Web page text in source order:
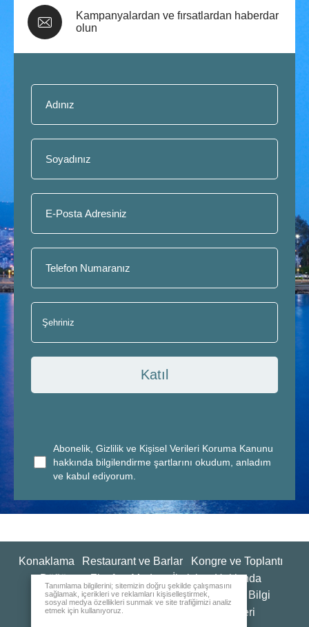
Kampanyalardan ve fırsatlardan haberdar
olun
Katıl
Abonelik, Gizlilik ve Kişisel Verileri Koruma Kanunu
hakkında bilgilendirme şartlarını okudum, anladım
ve kabul ediyorum.
Konaklama Restaurant ve Barlar
Kongre ve Toplantı
Düğün ve Ziyafet
Medya İletişim
Hakkında
Kalite Politikaları ve Sürdürülebilirlik
Genel Bilgi
İnsan Kaynakları
Değerlendirme Anketleri
Tanımlama bilgilerini; sitemizin doğru şekilde çalışmasını
sağlamak, içerikleri ve reklamları kişiselleştirmek,
sosyal medya özellikleri sunmak ve site trafiğimizi analiz
etmek için kullanıyoruz.